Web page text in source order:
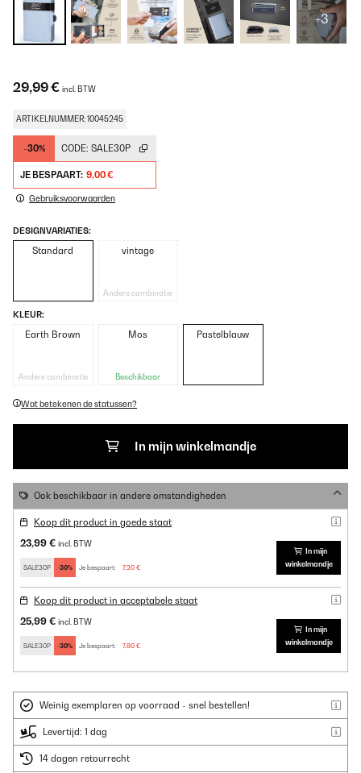
+3
29,99 € incl. BTW
ARTIKELNUMMER: 10045245
-30% CODE: SALE30P
JE BESPAART: 9,00 €
Gebruiksvoorwaarden
DESIGNVARIATIES:
Standard vintage
Andere combinatie
KLEUR:
Earth Brown
Andere combinatie
Mos
Beschikbaar
Pastelblauw
Wat betekenen de statussen?
In mijn winkelmandje
Ook beschikbaar in andere omstandigheden
Koop dit product in goede staat
23,99 € incl. BTW
SALE30P -30% Je bespaart: 7,20 €
In mijn
winkelmandje
Koop dit product in acceptabele staat
25,99 € incl. BTW
SALE30P -30% Je bespaart: 7,80 €
In mijn
winkelmandje
Weinig exemplaren op voorraad - snel bestellen!
Levertijd: 1 dag
14 dagen retourrecht